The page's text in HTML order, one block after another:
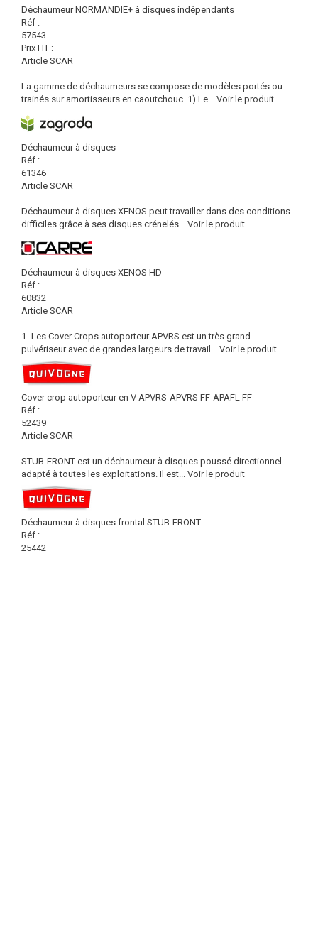
Déchaumeur NORMANDIE+ à disques indépendants
Réf :
57543
Prix HT :
Article SCAR
La gamme de déchaumeurs se compose de modèles portés ou
trainés sur amortisseurs en caoutchouc. 1) Le... Voir le produit
Déchaumeur à disques
Réf :
61346
Article SCAR
Déchaumeur à disques XENOS peut travailler dans des conditions
difficiles grâce à ses disques crénelés... Voir le produit
Déchaumeur à disques XENOS HD
Réf :
60832
Article SCAR
1- Les Cover Crops autoporteur APVRS est un très grand
pulvériseur avec de grandes largeurs de travail... Voir le produit
Cover crop autoporteur en V APVRS-APVRS FF-APAFL FF
Réf :
52439
Article SCAR
STUB-FRONT est un déchaumeur à disques poussé directionnel
adapté à toutes les exploitations. Il est... Voir le produit
Déchaumeur à disques frontal STUB-FRONT
Réf :
25442